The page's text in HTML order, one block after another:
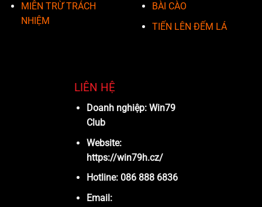
MIỄN TRỪ TRÁCH
NHIỆM
BÀI CÀO
TIẾN LÊN ĐẾM LÁ
LIÊN HỆ
Doanh nghiệp: Win79
Club
Website:
https://win79h.cz/
Hotline: 086 888 6836
Email: